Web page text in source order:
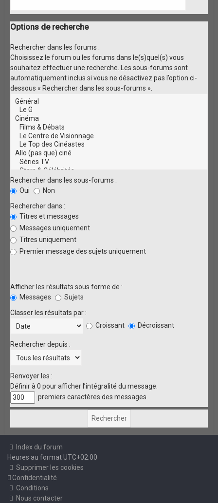
Options de recherche
Rechercher dans les forums :
Choisissez le forum ou les forums dans le(s)quel(s) vous
souhaitez effectuer une recherche. Les sous-forums sont
automatiquement inclus si vous ne désactivez pas l’option ci-
dessous « Rechercher dans les sous-forums ».
Rechercher dans les sous-forums :
Oui
Non
Rechercher dans :
Titres et messages
Messages uniquement
Titres uniquement
Premier message des sujets uniquement
Afficher les résultats sous forme de :
Messages
Sujets
Classer les résultats par :
Croissant
Décroissant
Rechercher depuis :
Renvoyer les :
Définir à 0 pour afficher l’intégralité du message.
premiers caractères des messages
Index du forum
Heures au formatUTC+02:00
Supprimer les cookies
Confidentialité
Conditions
Nous contacter